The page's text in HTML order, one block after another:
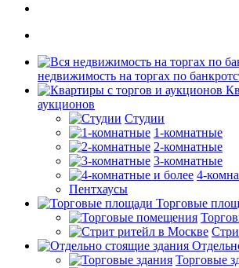
недвижимость на торгах по
аукционов
Cтудии
1-комнатные
2-комнатные
3-комнатные
4-
Пентхаусы
Торговые
Торговые